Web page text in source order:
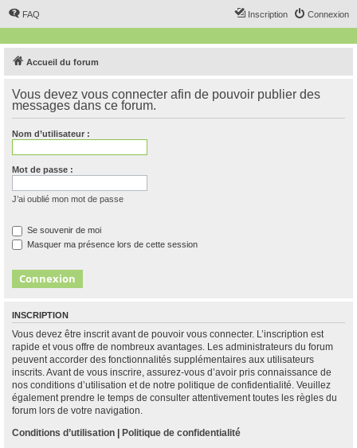
FAQ Connexion
Inscription
Accueil du forum
Vous devez vous connecter afin de pouvoir publier des
messages dans ce forum.
Nom d’utilisateur :
Mot de passe :
J’ai oublié mon mot de passe
Se souvenir de moi
Masquer ma présence lors de cette session
INSCRIPTION
Vous devez être inscrit avant de pouvoir vous connecter. L’inscription est
rapide et vous offre de nombreux avantages. Les administrateurs du forum
peuvent accorder des fonctionnalités supplémentaires aux utilisateurs
inscrits. Avant de vous inscrire, assurez-vous d’avoir pris connaissance de
nos conditions d’utilisation et de notre politique de confidentialité. Veuillez
également prendre le temps de consulter attentivement toutes les règles du
forum lors de votre navigation.
Conditions d’utilisation | Politique de confidentialité